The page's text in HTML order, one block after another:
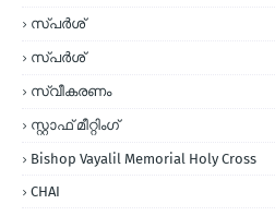
സ്പര്‍ശ്
സ്പർശ്
സ്വീകരണം
സ്റ്റാഫ് മീറ്റിംഗ്
Bishop Vayalil Memorial Holy Cross
CHAI